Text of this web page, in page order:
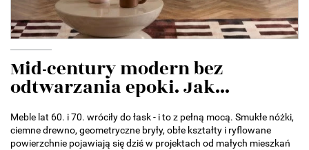
Mid-century modern bez
odtwarzania epoki. Jak...
Meble lat 60. i 70. wróciły do łask - i to z pełną mocą. Smukłe nóżki,
ciemne drewno, geometryczne bryły, obłe kształty i ryflowane
powierzchnie pojawiają się dziś w projektach od małych mieszkań